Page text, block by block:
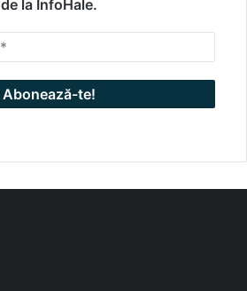
de la InfoHale.